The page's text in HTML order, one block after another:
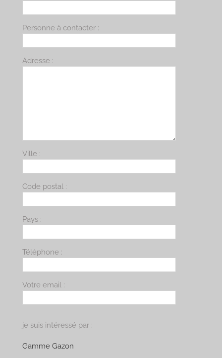
Personne à contacter :
Adresse :
Ville :
Code postal :
Pays :
Téléphone :
Votre email :
je suis intéressé par :
Gamme Gazon